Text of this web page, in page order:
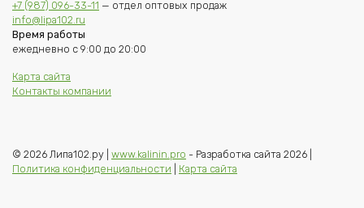
+7 (987) 096-33-11 — отдел оптовых продаж
info@lipa102.ru
Время работы
ежедневно с 9:00 до 20:00
Карта сайта
Контакты компании
© 2026 Липа102.ру | www.kalinin.pro - Разработка сайта 2026 |
Политика конфиденциальности
Карта сайта